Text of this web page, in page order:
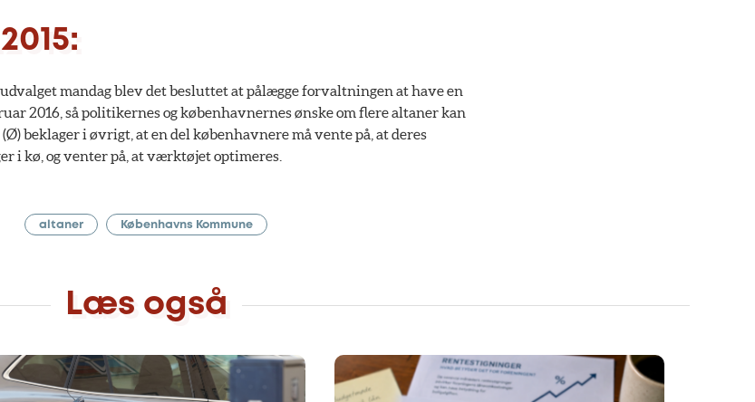
mandag blev det besluttet at pålægge forvaltningen at have en
2016, så politikernes og københavnernes ønske om flere altaner kan
beklager i øvrigt, at en del københavnere må vente på, at deres
i kø, og venter på, at værktøjet optimeres.
altaner Københavns Kommune
Læs også